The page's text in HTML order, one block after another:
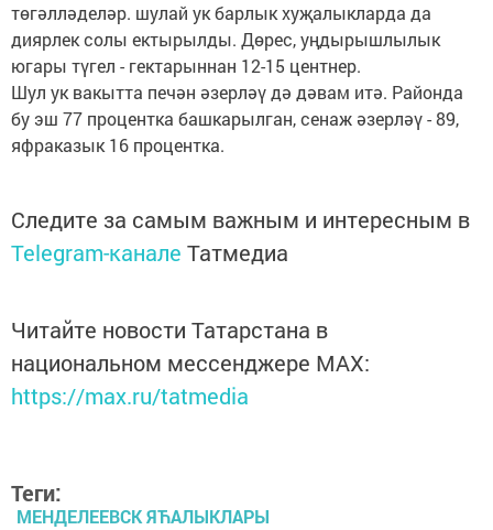
төгәлләделәр. шулай ук барлык хуҗалыкларда да
диярлек солы ектырылды. Дөрес, уңдырышлылык
югары түгел - гектарыннан 12-15 центнер.
Шул ук вакытта печән әзерләү дә дәвам итә. Районда
бу эш 77 процентка башкарылган, сенаж әзерләү - 89,
яфраказык 16 процентка.
Следите за самым важным и интересным в
Telegram-канале Татмедиа
Читайте новости Татарстана в
национальном мессенджере MАХ:
https://max.ru/tatmedia
Теги:
МЕНДЕЛЕЕВСК ЯЋАЛЫКЛАРЫ